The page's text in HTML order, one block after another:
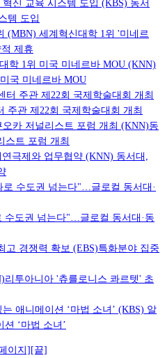
(KBS) 동서
템 도입
(MBN) 세계혁신대학 1위 '미네르
제휴
(KNN)
국 미네르바 MOU
주관 제22회 국제학술대회 개최
(KNN)동
스트 포럼 개최
(KNN) 동서대,
수도권 넘는다"…글로컬 동서대·동
(EBS)특화분야 집중
리투아니아 '츄를로니스 콰르텟' 초
(KBS) 알
‘마법 소녀’
이지][끝]